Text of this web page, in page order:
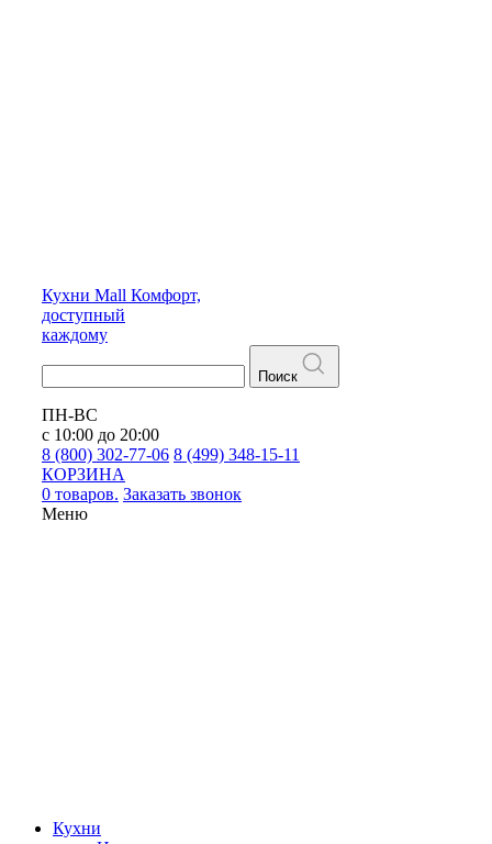
Кухни Mall Комфорт,
доступный
каждому
Поиск
ПН-ВС
с 10:00 до 20:00
8 (800) 302-77-06 8 (499) 348-15-11
КОРЗИНА
0 товаров. Заказать звонок
Меню
Кухни